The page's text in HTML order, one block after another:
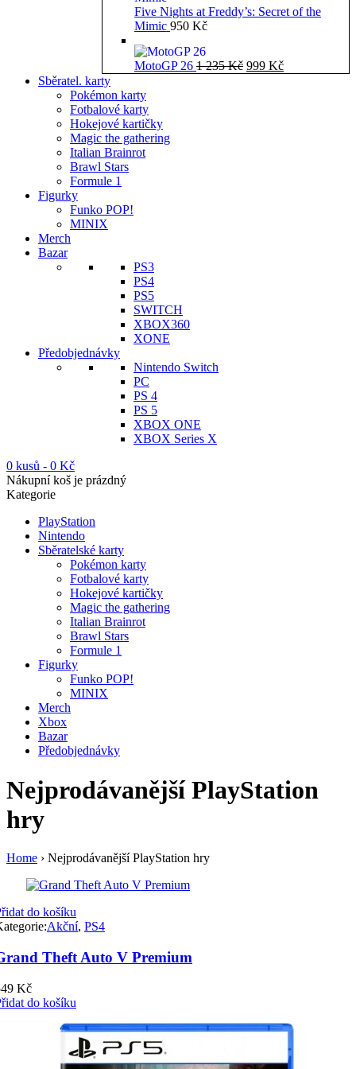
Five Nights at Freddy’s: Secret of the
Mimic 950 Kč
MotoGP 26 1 235Kč Původní
999 KčAktuální
Sběratel. karty
Pokémon karty
Fotbalové karty
Hokejové kartičky
Magic the gathering
Italian Brainrot
Brawl Stars
Formule 1
Figurky
Funko POP!
MINIX
Merch
Bazar
PS3
PS4
PS5
SWITCH
XBOX360
XONE
Předobjednávky
Nintendo Switch
PC
PS 4
PS 5
XBOX ONE
XBOX Series X
0 kusů - 0 Kč
Nákupní koš je prázdný
Kategorie
PlayStation
Nintendo
Sběratelské karty
Pokémon karty
Fotbalové karty
Hokejové kartičky
Magic the gathering
Italian Brainrot
Brawl Stars
Formule 1
Figurky
Funko POP!
MINIX
Merch
Xbox
Bazar
Předobjednávky
Nejprodávanější PlayStation
hry
Home › Nejprodávanější PlayStation hry
do košíku
Akční, PS4
Theft Auto V Premium
Kč
do košíku